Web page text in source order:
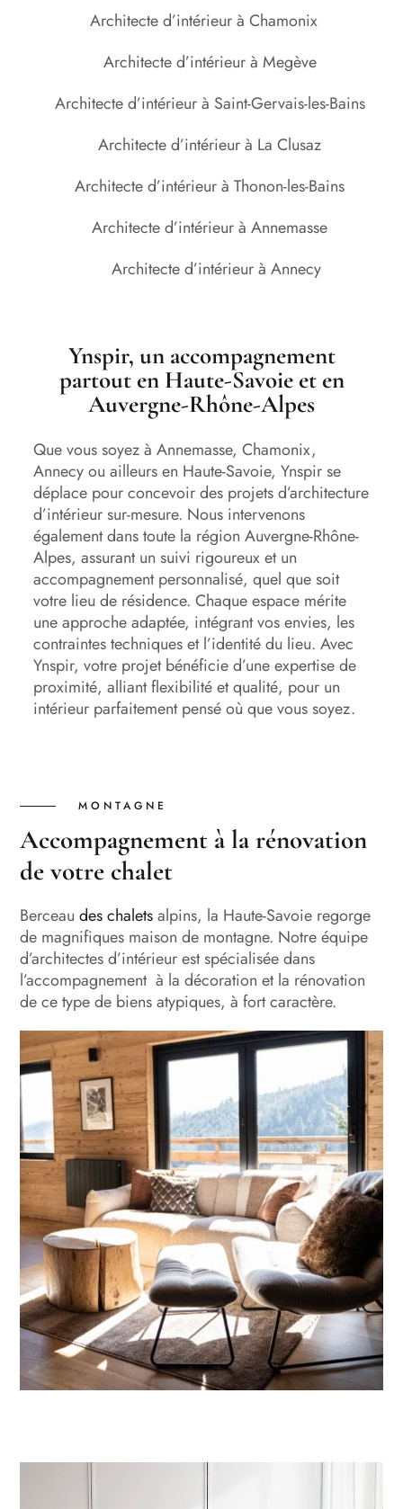
Architecte d’intérieur à Chamonix
Architecte d’intérieur à Megève
Architecte d’intérieur à Saint-Gervais-les-Bains
Architecte d’intérieur à La Clusaz
Architecte d’intérieur à Thonon-les-Bains
Architecte d’intérieur à Annemasse
Architecte d’intérieur à Annecy
Ynspir, un accompagnement
partout en Haute-Savoie et en
Auvergne-Rhône-Alpes
Que vous soyez à Annemasse, Chamonix,
Annecy ou ailleurs en Haute-Savoie, Ynspir se
déplace pour concevoir des projets d’architecture
d’intérieur sur-mesure. Nous intervenons
également dans toute la région Auvergne-Rhône-
Alpes, assurant un suivi rigoureux et un
accompagnement personnalisé, quel que soit
votre lieu de résidence. Chaque espace mérite
une approche adaptée, intégrant vos envies, les
contraintes techniques et l’identité du lieu. Avec
Ynspir, votre projet bénéficie d’une expertise de
proximité, alliant flexibilité et qualité, pour un
intérieur parfaitement pensé où que vous soyez.
MONTAGNE
Accompagnement à la rénovation
de votre chalet
Berceaudes chaletsalpins, la Haute-Savoie regorge
de magnifiques maison de montagne. Notre équipe
d’architectes d’intérieur est spécialisée dans
l’accompagnement à la décoration et la rénovation
de ce type de biens atypiques, à fort caractère.